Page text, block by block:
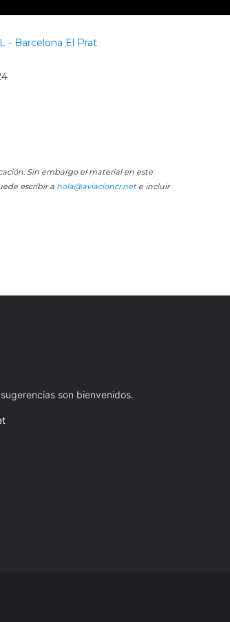
- Barcelona El Prat
Sin embargo el material en este
escribir a hola@aviacioncr.nete incluir
son bienvenidos.